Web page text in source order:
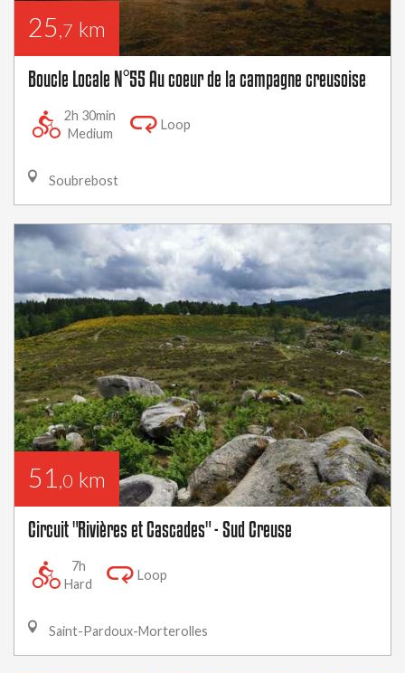
25,7 km
Boucle Locale N°55 Au coeur de la campagne creusoise
2h 30min
Medium
Loop
Soubrebost
51 ,0 km
Circuit "Rivières et Cascades" - Sud Creuse
7h
Hard
Loop
Saint-Pardoux-Morterolles